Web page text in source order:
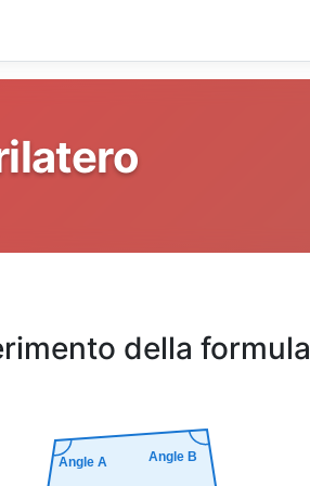
della formula
Angle A Angle B